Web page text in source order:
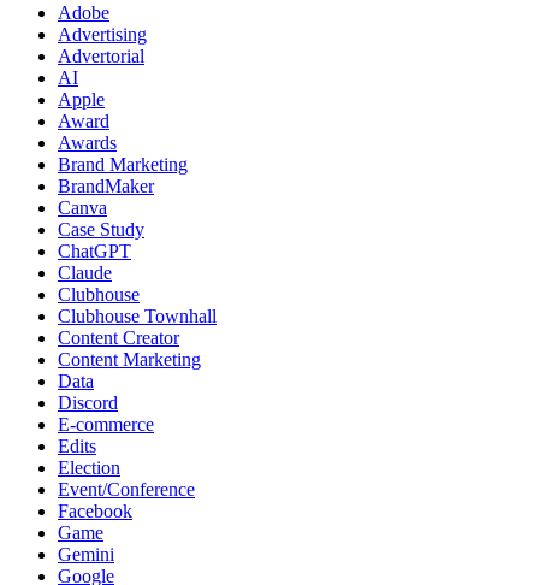
Adobe
Advertising
Advertorial
AI
Apple
Award
Awards
Brand Marketing
BrandMaker
Canva
Case Study
ChatGPT
Claude
Clubhouse
Clubhouse Townhall
Content Creator
Content Marketing
Data
Discord
E-commerce
Edits
Election
Event/Conference
Facebook
Game
Gemini
Google